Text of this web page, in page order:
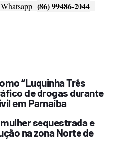
(86) 99486-2044
“Luquinha Três
de drogas durante
em Parnaíba
sequestrada e
na zona Norte de